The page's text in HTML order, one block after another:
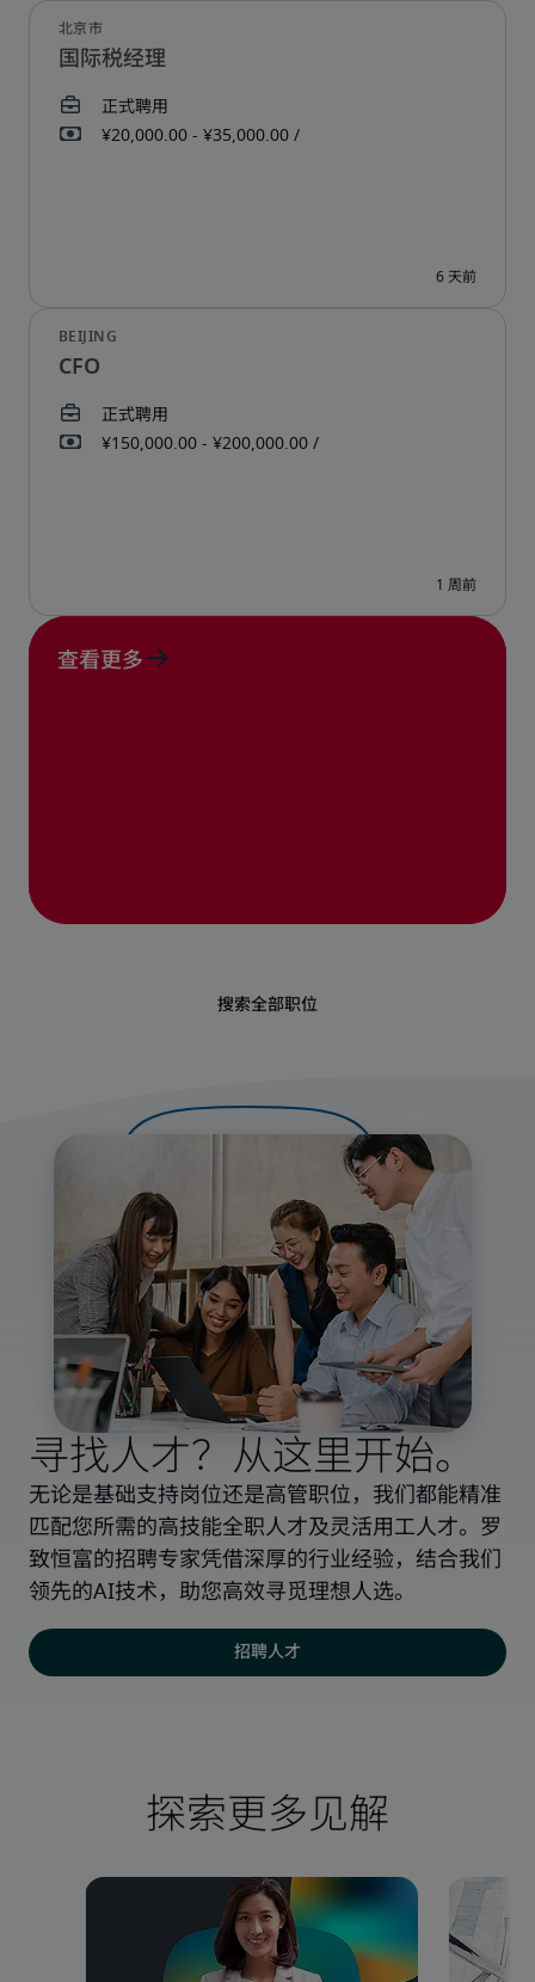
搜索全部职位
国际税经理
CFO
查看更多
寻找人才？从这里开始。
无论是基础支持岗位还是高管职位，我们都能精准
匹配您所需的高技能全职人才及灵活用工人才。罗
致恒富的招聘专家凭借深厚的行业经验，结合我们
领先的AI技术，助您高效寻觅理想人选。
招聘人才
探索更多见解